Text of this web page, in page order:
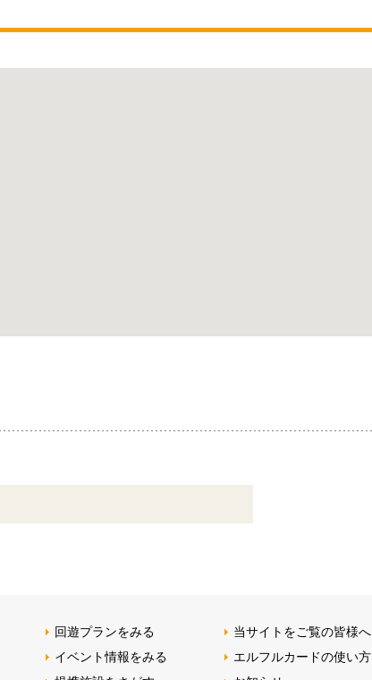
回遊プランをみる
イベント情報をみる
当サイトをご覧の皆様へ
エルフルカードの使い方